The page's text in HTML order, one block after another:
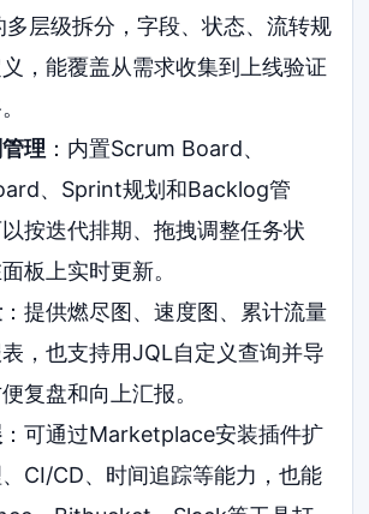
层级拆分，字段、状态、流转规
，能覆盖从需求收集到上线验证
理 ：内置Scrum Board、
、Sprint规划和Backlog管
按迭代排期、拖拽调整任务状
板上实时更新。
：提供燃尽图、速度图、累计流量
，也支持用JQL自定义查询并导
复盘和向上汇报。
：可通过Marketplace安装插件扩
CI/CD、时间追踪等能力，也能